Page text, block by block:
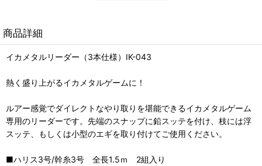
商品詳細
イカメタルリーダー（3本仕様）IK-043
熱く盛り上がるイカメタルゲームに！
ルアー感覚でダイレクトなやり取りを堪能できるイカメタルゲーム
専用のリーダーです。先端のスナップに鉛スッテを付け、枝には浮
スッテ、もしくは小型のエギを取り付けてご使用ください。
■ハリス3号/幹糸3号 全長1.5ｍ 2組入り